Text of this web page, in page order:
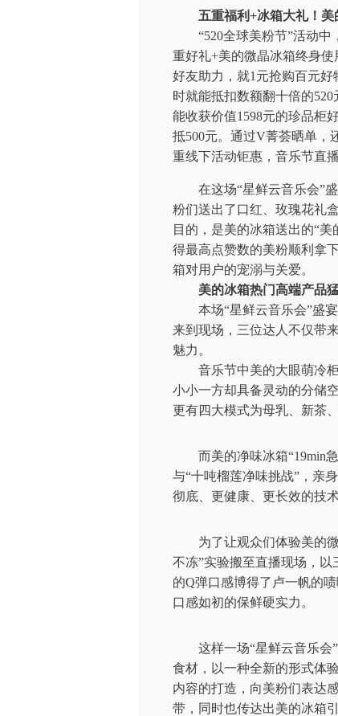
五重福利+冰箱大礼！美
“520全球美粉节”活动
重好礼+美的微晶冰箱终身
好友助力，就1元抢购百元
时就能抵扣数额翻十倍的
能收获价值1598元的珍品柜
抵500元。通过V菁荟晒单，
重线下活动钜惠，音乐节直
在这场“星鲜云音乐会”
粉们送出了口红、玫瑰花礼
目的，是美的冰箱送出的“
得最高点赞数的美粉顺利拿
箱对用户的宠溺与关爱。
美的冰箱热门高端产品
本场“星鲜云音乐会”盛
来到现场，三位达人不仅带
魅力。
音乐节中美的大眼萌冷
小小一方却具备灵动的分储
更有四大模式为母乳、新茶
而美的净味冰箱“19min
与“十吨榴莲净味挑战”，亲
彻底、更健康、更长效的技术
为了让观众们体验美的
不冻”实验搬至直播现场，
的Q弹口感博得了卢一帆的
口感如初的保鲜硬实力。
这样一场“星鲜云音乐会
食材，以一种全新的形式体
内容的打造，向美粉们表达
带，同时也传达出美的冰箱